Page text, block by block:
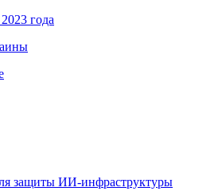
года
защиты ИИ-инфраструктуры